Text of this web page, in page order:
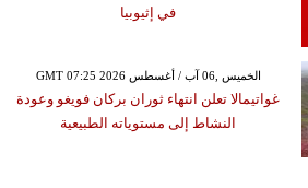
في إثيوبيا
GMT 07:25 2026 الخميس ,06 آب / أغسطس
غواتيمالا تعلن انتهاء ثوران بركان فويغو وعودة
النشاط إلى مستوياته الطبيعية